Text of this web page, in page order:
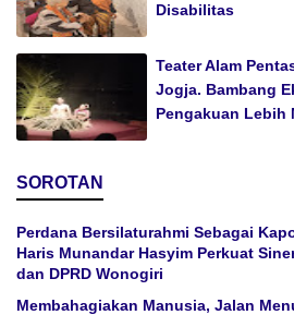
Disabilitas
Teater Alam
Jogja. Bambang
Pengakuan Lebih
SOROTAN
Perdana Bersilaturahmi Sebagai
Haris Munandar Hasyim Perkuat
dan DPRD Wonogiri
Membahagiakan Manusia, Jalan